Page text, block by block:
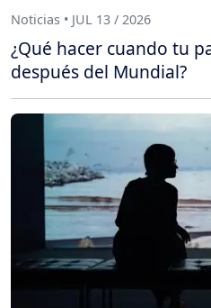
Noticias • JUL 13 / 2026
¿Qué hacer cuando tu
después del Mundial?